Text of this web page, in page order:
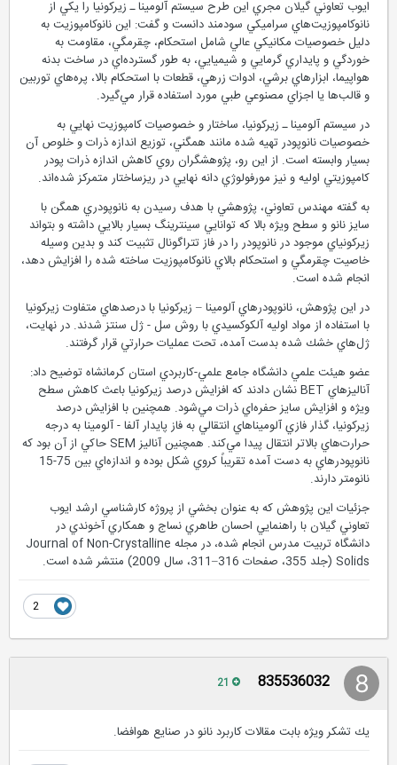
ايوب تعاوني گيلان مجري اين طرح سيستم آلومينا ـ زيركونيا را يكي از
نانوكامپوزيت‌هاي سراميكي سودمند دانست و گفت: اين نانوكامپوزيت به
دليل خصوصيات مكانيكي عالي شامل استحكام، چقرمگي، مقاومت به
خوردگي و پايداري گرمايي و شيميايي، به طور گسترده‌اي در ساخت بدنه
هواپيما، ابزارهاي برشي، ادوات زرهي، قطعات با استحكام بالا، پره‌هاي توربين
و قالب‌ها يا اجزاي مصنوعي طبي مورد استفاده قرار مي‌گيرد.
در سيستم آلومينا ـ زيركونيا، ساختار و خصوصيات كامپوزيت نهايي به
خصوصيات نانوپودر تهيه شده مانند همگني، توزيع اندازه ذرات و خلوص آن
بسيار وابسته است. از اين رو، پژوهشگران روي كاهش اندازه ذرات پودر
كامپوزيتي اوليه و نيز مورفولوژي دانه نهايي در ريزساختار متمركز شده‌اند.
به گفته مهندس تعاوني، پژوهشي با هدف رسيدن به نانوپودري همگن با
سايز نانو و سطح ويژه بالا كه توانايي سينترينگ بسيار بالايي داشته و بتواند
زيركونياي موجود در نانوپودر را در فاز تتراگونال تثبيت كند و بدين وسيله
خاصيت چقرمگي و استحكام بالاي نانوكامپوزيت ساخته شده را افزايش دهد،
انجام شده است.
در اين پژوهش، نانوپودرهاي آلومينا – زيركونيا با درصدهاي متفاوت زيركونيا
با استفاده از مواد اوليه آلكوكسيدي با روش سل - ژل سنتز شدند. در نهايت،
ژل‌هاي خشك شده بدست آمده، تحت عمليات حرارتي قرار گرفتند.
عضو هيئت علمي دانشگاه جامع علمي-كاربردي استان كرمانشاه توضيح داد:
آناليزهاي BET نشان دادند كه افزايش درصد زيركونيا باعث كاهش سطح
ويژه و افزايش سايز حفره‌اي ذرات مي‌شود. همچنين با افزايش درصد
زيركونيا، گذار فازي آلوميناهاي انتقالي به فاز پايدار آلفا - آلومينا به درجه
حرارت‌هاي بالاتر انتقال پيدا مي‌كند. همچنين آناليز SEM حاكي از آن بود كه
نانوپودرهاي به دست آمده تقريباً كروي شكل بوده و اندازه‌اي بين 75-15
نانومتر دارند.
جزئيات اين پژوهش كه به عنوان بخشي از پروژه كارشناسي ارشد ايوب
تعاوني گيلان با راهنمايي احسان طاهري نساج و همكاري آخوندي در
دانشگاه تربيت مدرس انجام شده، در مجله Journal of Non-Crystalline
Solids (جلد 355، صفحات 316–311، سال 2009) منتشر شده است.
835536032
يك تشكر ويژه بابت مقالات كاربرد نانو در صنايع هوافضا.